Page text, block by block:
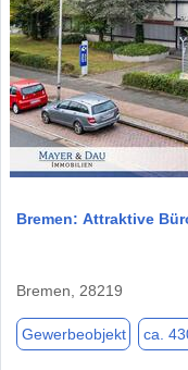
Bremen: Attraktive
Bremen, 28219
Gewerbeobjekt ca.